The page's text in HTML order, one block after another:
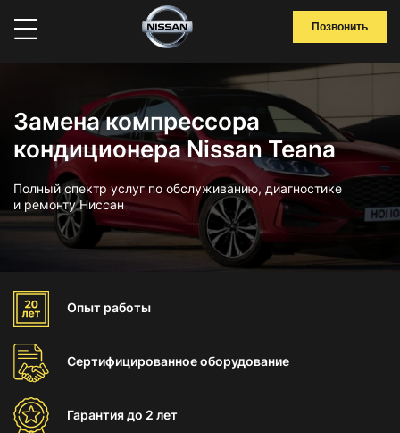
Позвонить
Замена компрессора
кондиционера Nissan Teana
Полный спектр услуг по обслуживанию, диагностике
и ремонту Ниссан
Опыт работы
Сертифицированноеоборудование
Гарантиядо 2 лет